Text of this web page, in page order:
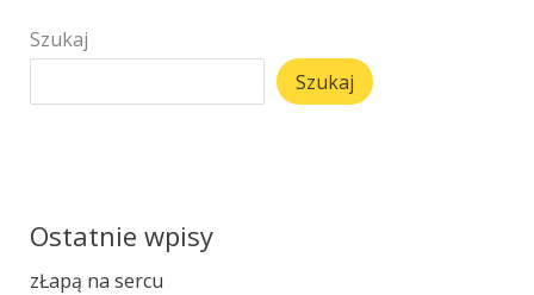
Szukaj
Szukaj
Ostatnie wpisy
zŁapą na sercu